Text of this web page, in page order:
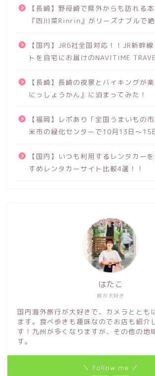
【長崎】野母崎で県外からも訪れる
『四川菜Rinrin』がリーズナブルで絶
【国内】JR6社全国対応！！JR新幹
トを自宅にお届けのNAVITIME
【長崎】長崎の夜景とバイキングが
にっしょうかん』に泊まってみた！
【福岡】レポあり「全国うまいもの
米市の緑化センターで10月13日～15
【国内】いつも利用するレンタカー
すめレンタカーサイト比較4選！！
旅が大好き
はたこ
国内海外旅行が大好きで、カメラととも
ます。食べ歩きも趣味なのでお店も紹介
す！九州が多くなりますが、その他の地
す。
＼ Follow me ／